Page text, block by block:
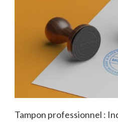
Tampon professionnel :